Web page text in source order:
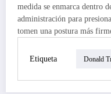
medida se enmarca dentro
administración para
tomen una postura más
Etiqueta Donald